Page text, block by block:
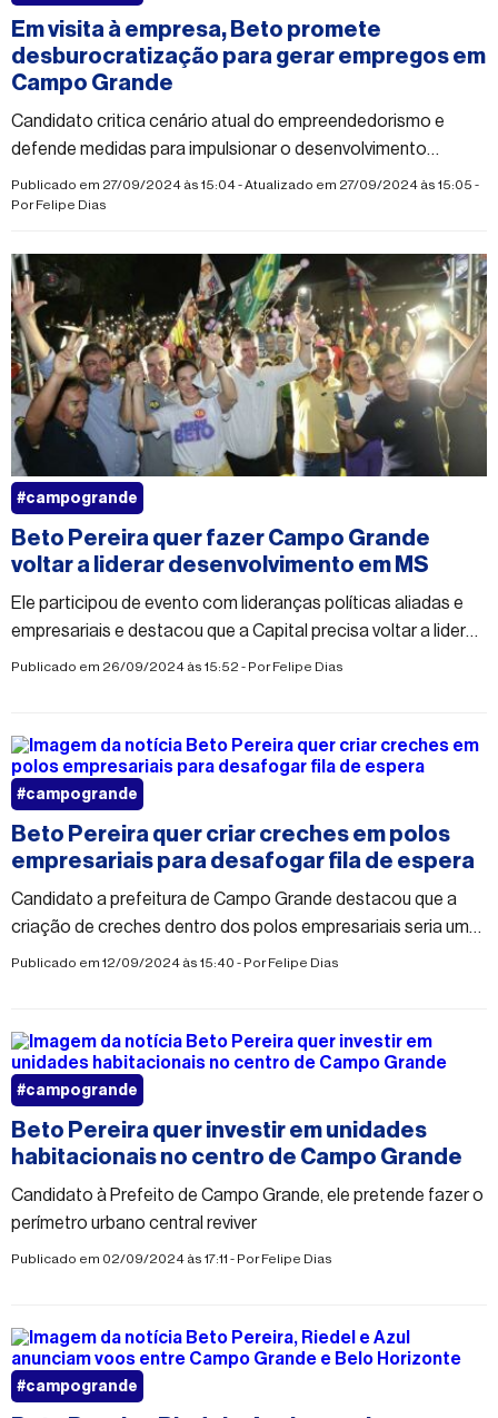
Em visita à empresa, Beto promete
desburocratização para gerar empregos em
Campo Grande
Candidato critica cenário atual do empreendedorismo e
defende medidas para impulsionar o desenvolvimento
econômico da Capital
Publicado em 27/09/2024 às 15:04 - Atualizado em 27/09/2024 às 15:05 -
PorFelipe Dias
Beto Pereira quer fazer Campo Grande
voltar a liderar desenvolvimento em MS
Ele participou de evento com lideranças políticas aliadas e
empresariais e destacou que a Capital precisa voltar a liderar
o desenvolvimento econômico no Estado
Publicado em 26/09/2024 às 15:52 - PorFelipe Dias
#campogrande
Beto Pereira quer criar creches em polos
empresariais para desafogar fila de espera
Candidato a prefeitura de Campo Grande destacou que a
criação de creches dentro dos polos empresariais seria um
diferencial para esses centros, facilitando a vida dos
Publicado em 12/09/2024 às 15:40 - PorFelipe Dias
#campogrande
Beto Pereira quer investir em unidades
habitacionais no centro de Campo Grande
Candidato à Prefeito de Campo Grande, ele pretende fazer o
perímetro urbano central reviver
Publicado em 02/09/2024 às 17:11 - PorFelipe Dias
#campogrande
#campogrande